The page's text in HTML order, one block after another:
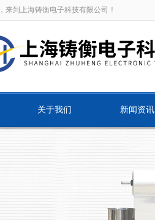
来到上海铸衡电子科技有限公司！
关于我们 新闻资讯